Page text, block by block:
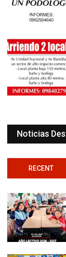
Noticias
RECENT